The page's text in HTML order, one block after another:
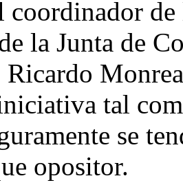
coordinador
la Junta de
Ricardo
tal
se
opositor.